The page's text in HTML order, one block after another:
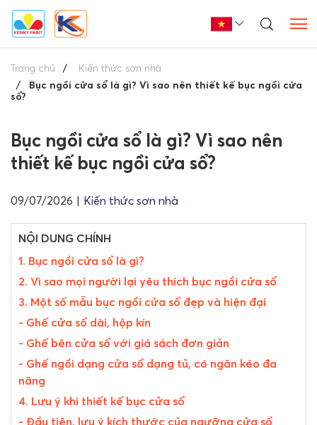
Trang chủ
Kiến thức sơn nhà
Bục ngồi cửa sổ là gì? Vì sao nên thiết kế bục ngồi cửa
sổ?
Bục ngồi cửa sổ là gì? Vì sao nên
thiết kế bục ngồi cửa sổ?
09/07/2026 | Kiến thức sơn nhà
NỘI DUNG CHÍNH
1. Bục ngồi cửa sổ là gì?
2. Vì sao mọi người lại yêu thích bục ngồi cửa sổ
3. Một số mẫu bục ngồi cửa sổ đẹp và hiện đại
- Ghế cửa sổ dài, hộp kín
- Ghế bên cửa sổ với giá sách đơn giản
- Ghế ngồi dạng cửa sổ dạng tủ, có ngăn kéo đa
năng
4. Lưu ý khi thiết kế bục cửa sổ
- Đầu tiên, lưu ý kích thước của ngưỡng cửa sổ